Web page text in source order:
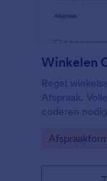
Winkelen
Regel
Afspraak.
coderen
Go to